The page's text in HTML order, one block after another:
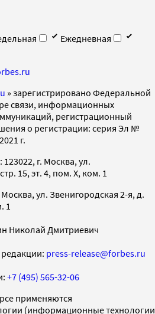
Ежедневная
» зарегистрировано Федеральной
связи, информационных
регистрационный
о регистрации: серия Эл №
г.
г. Москва, ул.
15, эт. 4, пом. X, ком. 1
ул. Звенигородская 2-я, д.
1
Николай Дмитриевич
press-release@forbes.ru
+7 (495) 565-32-06
применяются
(информационные технологии